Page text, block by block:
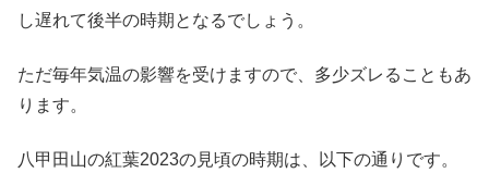
し遅れて後半の時期となるでしょう。
ただ毎年気温の影響を受けますので、多少ズレることもあ
ります。
八甲田山の紅葉2023の見頃の時期は、以下の通りです。